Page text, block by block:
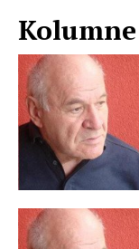
Kolumne